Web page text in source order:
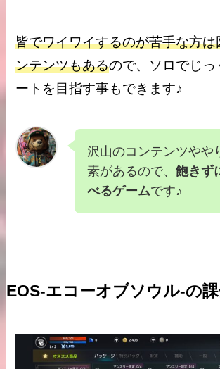
皆でワイワイするのが苦手な方
ンテンツもあるので、ソロでじっ
ートを目指す事もできます♪
沢山のコンテンツやや
素があるので、飽きず
べるゲームです♪
EOS-エコーオブソウル-の